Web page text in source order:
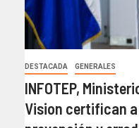
DESTACADA GENERALES
INFOTEP,
Vision certifican